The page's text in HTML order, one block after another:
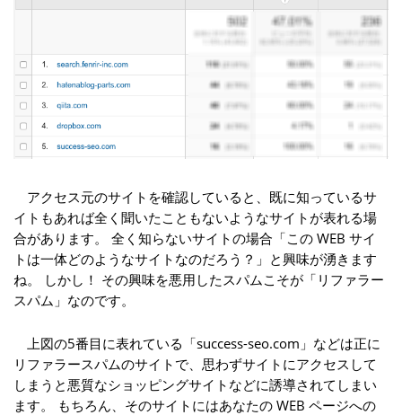
アクセス元のサイトを確認していると、既に知っているサ
イトもあれば全く聞いたこともないようなサイトが表れる場
合があります。 全く知らないサイトの場合「この WEB サイ
トは一体どのようなサイトなのだろう？」と興味が湧きます
ね。 しかし！ その興味を悪用したスパムこそが「リファラー
スパム」なのです。
上図の5番目に表れている「success-seo.com」などは正に
リファラースパムのサイトで、思わずサイトにアクセスして
しまうと悪質なショッピングサイトなどに誘導されてしまい
ます。 もちろん、そのサイトにはあなたの WEB ページへの